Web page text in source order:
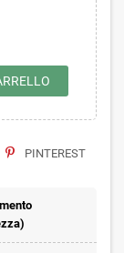
PINTEREST